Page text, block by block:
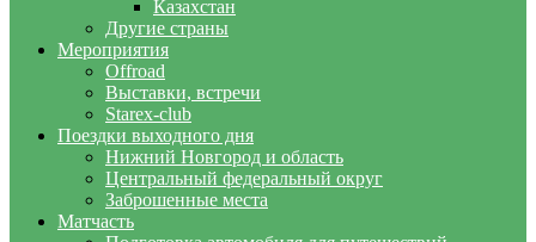
Казахстан
Другие страны
Мероприятия
Offroad
Выставки, встречи
Starex-club
Поездки выходного дня
Нижний Новгород и область
Центральный федеральный округ
Заброшенные места
Матчасть